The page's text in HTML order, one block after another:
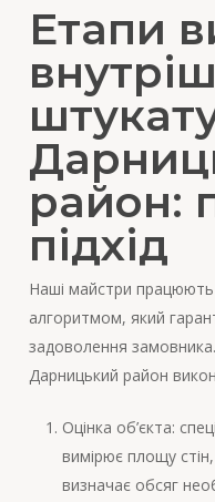
Етапи
район:
підхід
Наші майстри працюють
алгоритмом, який
задоволення
Дарницький район
Оцінка об’єкта:
вимірює площу
визначає обсяг